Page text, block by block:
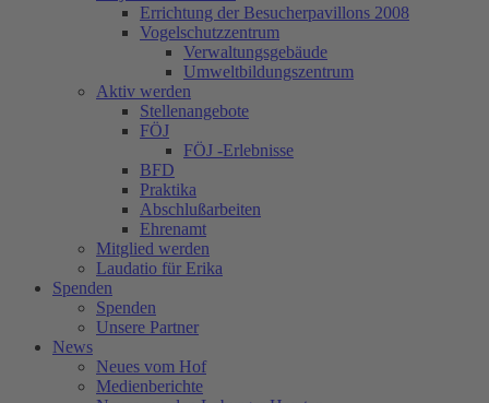
Errichtung der Besucherpavillons 2008
Vogelschutzzentrum
Verwaltungsgebäude
Umweltbildungszentrum
Aktiv werden
Stellenangebote
FÖJ
FÖJ -Erlebnisse
BFD
Praktika
Abschlußarbeiten
Ehrenamt
Mitglied werden
Laudatio für Erika
Spenden
Spenden
Unsere Partner
News
Neues vom Hof
Medienberichte